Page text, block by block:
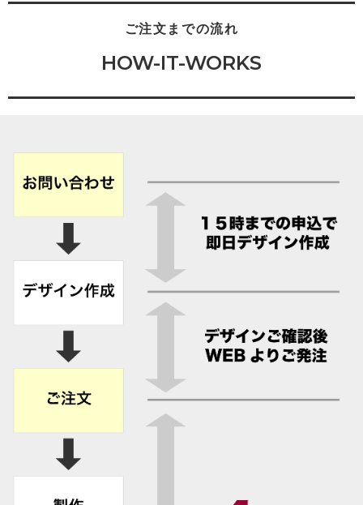
ご注文までの流れ
HOW-IT-WORKS